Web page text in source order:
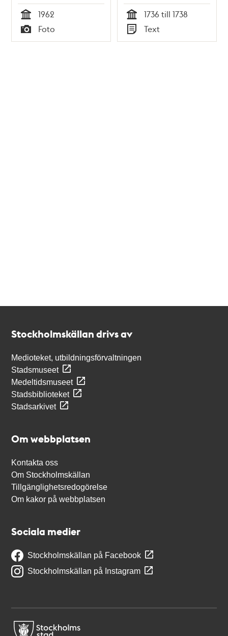
Tid
1962
Typ
Foto Tid
1736 till 1738
Typ
Text
Stockholmskällan drivs av
Medioteket, utbildningsförvaltningen
Stadsmuseet
Medeltidsmuseet
Stadsbiblioteket
Stadsarkivet
Om webbplatsen
Kontakta oss
Om Stockholmskällan
Tillgänglighetsredogörelse
Om kakor på webbplatsen
Sociala medier
Stockholmskällan på Facebook
Stockholmskällan på Instagram